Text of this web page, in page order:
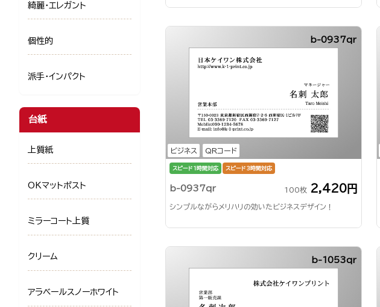
ビジネス QRコード
b-0937qr
スピード1時間対応 スピード3時間対応
b-0937qr 100枚 2,420円
シンプルながらメリハリの効いたビジネスデザイン！
b-1053qr
綺麗・エレガント
個性的
派手・インパクト
台紙
上質紙
OKマットポスト
ミラーコート上質
クリーム
アラベールスノーホワイト